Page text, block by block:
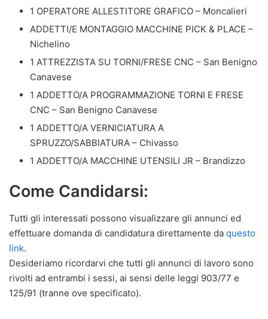
1 OPERATORE ALLESTITORE GRAFICO – Moncalieri
ADDETTI/E MONTAGGIO MACCHINE PICK & PLACE –
Nichelino
1 ATTREZZISTA SU TORNI/FRESE CNC – San Benigno
Canavese
1 ADDETTO/A PROGRAMMAZIONE TORNI E FRESE
CNC – San Benigno Canavese
1 ADDETTO/A VERNICIATURA A
SPRUZZO/SABBIATURA – Chivasso
1 ADDETTO/A MACCHINE UTENSILI JR – Brandizzo
Come Candidarsi:
Tutti gli interessati possono visualizzare gli annunci ed
effettuare domanda di candidatura direttamente da questo
link.
Desideriamo ricordarvi che tutti gli annunci di lavoro sono
rivolti ad entrambi i sessi, ai sensi delle leggi 903/77 e
125/91 (tranne ove specificato).